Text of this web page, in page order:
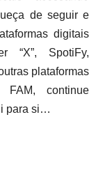
de seguir e
digitais
“X”, SpotiFy,
plataformas
continue
para si…